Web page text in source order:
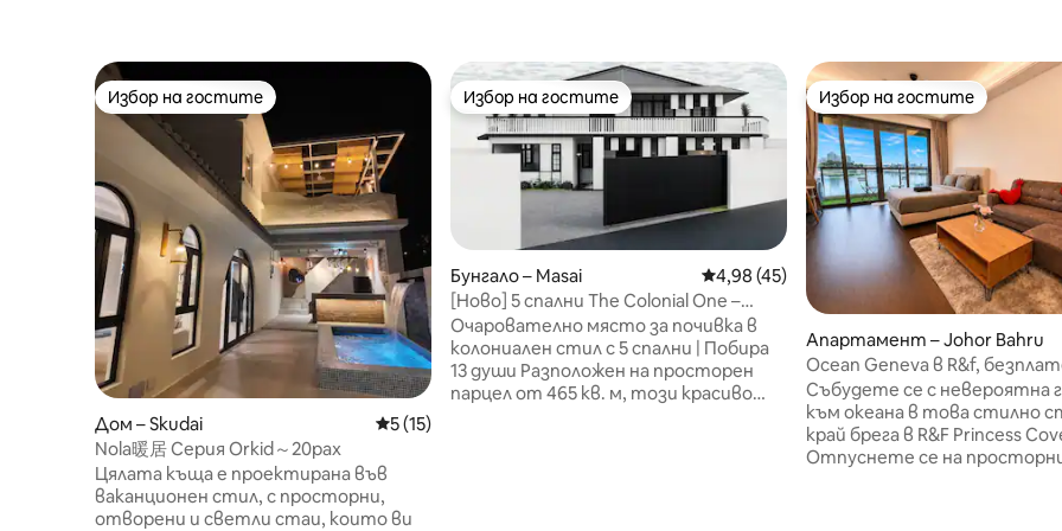
Избор на гостите
Избор на гостите
Дом – Skudai Средна оценка: 5 от 5, 15 отзива
5 (15)
Nola暖居 Серия Orkid～20pax
Цялата къща е проектирана във
ваканционен стил, с просторни,
отворени и светли стаи, които ви
Избор на гостите
Избор на гостите
Бунгало – Masai Средна оценка: 4,98 от 5, 45 отзива
4,98 (45)
[Ново] 5 спални The Colonial One –
огромна морава и билярдна маса
Очарователно място за почивка в
колониален стил с 5 спални | Побира
13 души Разположен на просторен
парцел от 465 кв. м, този красиво
Избор на гостите
Избор на гостите
Апартамент – Johor Bahru
Ocean Geneva в R&f,
паркинг, безпрепятствен
морето
Събудете се с невероятна
към океана в това стилно
край брега в R&F Princess
Отпуснете се на